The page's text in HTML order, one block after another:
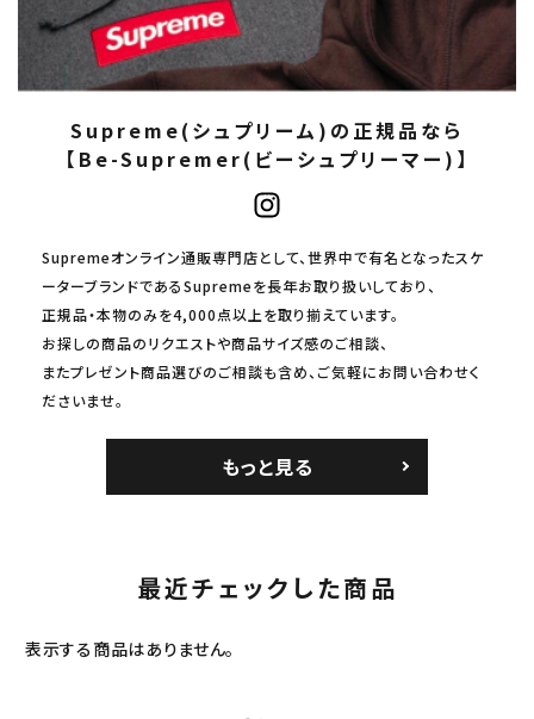
Supreme(シュプリーム)の正規品なら
【Be-Supremer(ビーシュプリーマー)】
Supremeオンライン通販専門店として、世界中で有名となったスケ
ーターブランドであるSupremeを長年お取り扱いしており、
正規品・本物のみを4,000点以上を取り揃えています。
お探しの商品のリクエストや商品サイズ感のご相談、
またプレゼント商品選びのご相談も含め、ご気軽にお問い合わせく
ださいませ。
もっと見る
最近チェックした商品
表示する商品はありません。